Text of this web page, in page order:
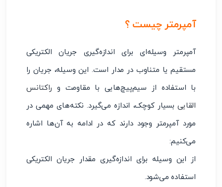
آمپرمتر چیست ؟
آمپرمتر وسیله‌ای برای اندازه‌گیری جریان الکتریکی
مستقیم یا متناوب در مدار است. این وسیله، جریان را
با استفاده از سیم‌پیچ‌هایی با مقاومت و راکتانس
القاییبسیار کوچک، اندازه ‌می‌گیرد. نکته‌های مهمی در
مورد آمپرمتر وجود دارند که در ادامه به آن‌ها اشاره
می‌کنیم:
از این وسیله برای اندازه‌گیری مقدار جریان الکتریکی
استفاده می‌شود.